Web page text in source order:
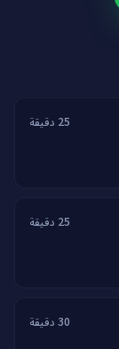
25 دقيقة
25 دقيقة
30 دقيقة